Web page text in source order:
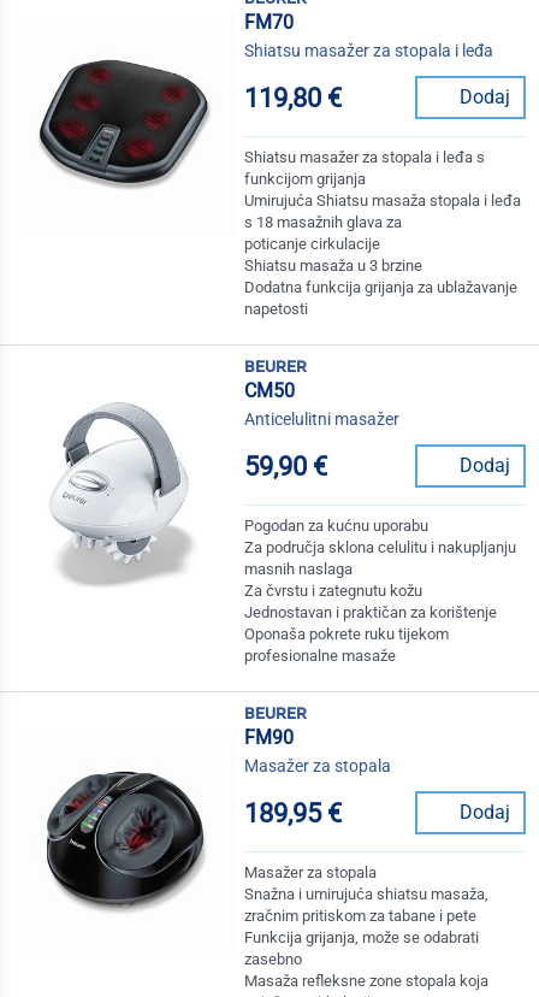
FM70
Shiatsu masažer za stopala i leđa
119,80 € Dodaj
Shiatsu masažer za stopala i leđa s
funkcijom grijanja
Umirujuća Shiatsu masaža stopala i leđa
s 18 masažnih glava za
poticanje cirkulacije
Shiatsu masaža u 3 brzine
Dodatna funkcija grijanja za ublažavanje
napetosti
beurer
CM50
Anticelulitni masažer
59,90 € Dodaj
Pogodan za kućnu uporabu
Za područja sklona celulitu i nakupljanju
masnih naslaga
Za čvrstu i zategnutu kožu
Jednostavan i praktičan za korištenje
Oponaša pokrete ruku tijekom
profesionalne masaže
beurer
FM90
Masažer za stopala
189,95 € Dodaj
Masažer za stopala
Snažna i umirujuća shiatsu masaža,
zračnim pritiskom za tabane i pete
Funkcija grijanja, može se odabrati
zasebno
Masaža refleksne zone stopala koja